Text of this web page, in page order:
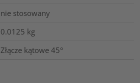
nie stosowany
0.0125 kg
Złącze kątowe 45°